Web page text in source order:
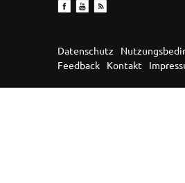
Datenschutz
Feedback
Kontakt